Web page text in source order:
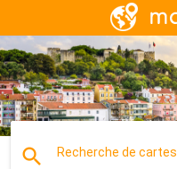
search Recherche de cartes